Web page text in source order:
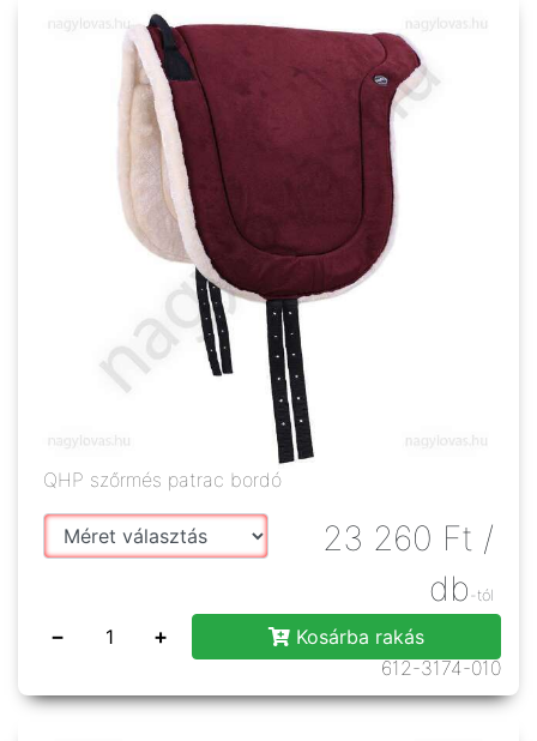
QHP szőrmés patrac bordó
23 260 Ft /
db -tól
− +
Kosárba rakás
612-3174-010